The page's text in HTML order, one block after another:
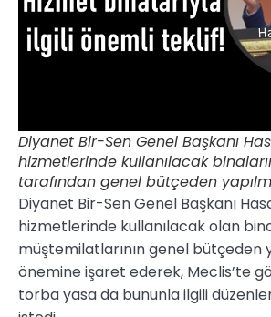
Diyanet Bir-Sen Genel Başkanı
hizmetlerinde kullanılacak
tarafından genel bütçeden
Diyanet Bir-Sen Genel Başkanı
hizmetlerinde kullanılacak olan
müştemilatlarının genel bütçeden
önemine işaret ederek, Meclis’te
torba yasa da bununla ilgili